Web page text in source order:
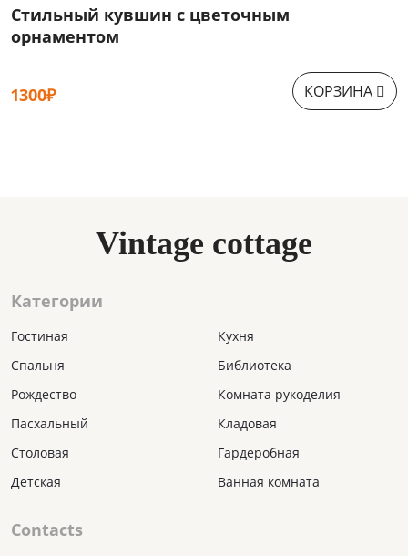
Стильный кувшин с цветочным
орнаментом
1300₽ КОРЗИНА
Vintage cottage
Категории
Гостиная
Спальня
Рождество
Пасхальный
Столовая
Детская
Кухня
Библиотека
Комната рукоделия
Кладовая
Гардеробная
Ванная комната
Contacts